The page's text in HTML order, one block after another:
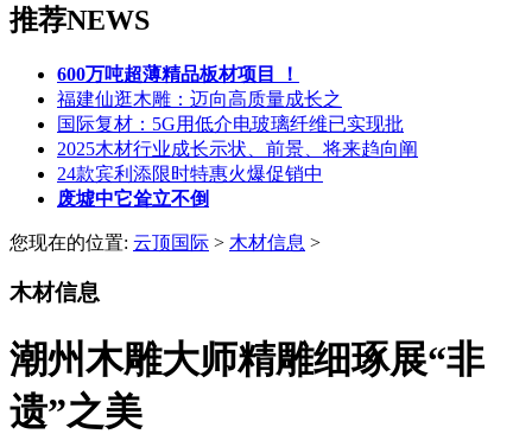
推荐NEWS
600万吨超薄精品板材项目 ！
福建仙逛木雕：迈向高质量成长之
国际复材：5G用低介电玻璃纤维已实现批
2025木材行业成长示状、前景、将来趋向阐
24款宾利添限时特惠火爆促销中
废墟中它耸立不倒
您现在的位置: 云顶国际 > 木材信息 >
木材信息
潮州木雕大师精雕细琢展“非
遗”之美